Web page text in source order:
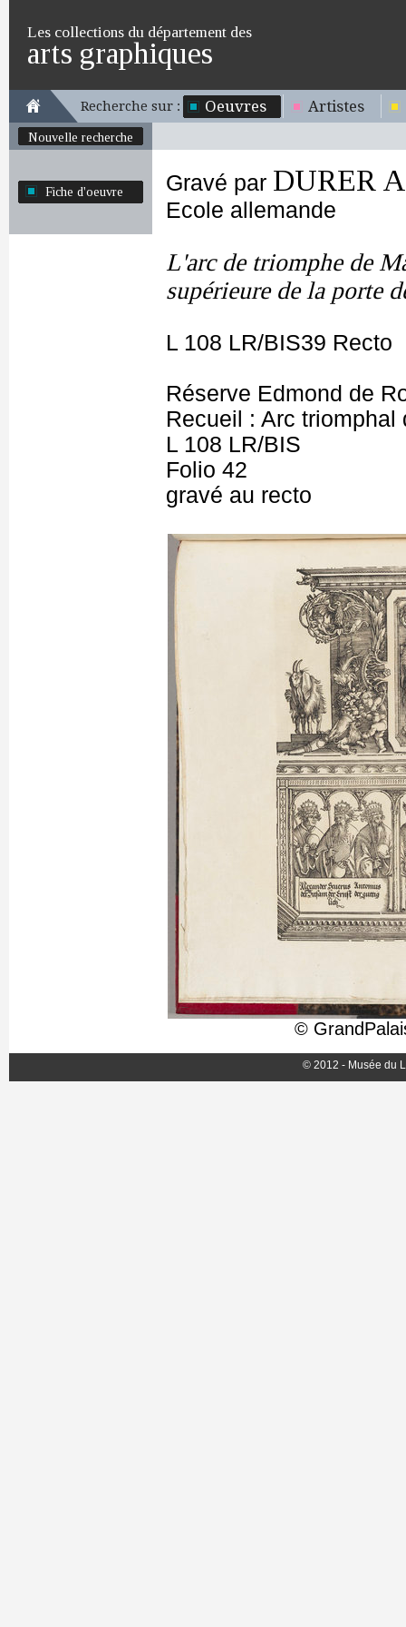
Les collections du département des
arts graphiques
Recherche sur : Oeuvres Artistes
Nouvelle recherche
Fiche d'oeuvre Gravé par DURER
Ecole allemande
L'arc de triomphe de
supérieure de la porte
L 108 LR/BIS39 Recto
Réserve Edmond de
Recueil : Arc
L 108 LR/BIS
Folio 42
gravé au recto
©
© 2012 - Musée du